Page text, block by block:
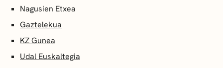
Nagusien Etxea
Gaztelekua
KZ Gunea
Udal Euskaltegia